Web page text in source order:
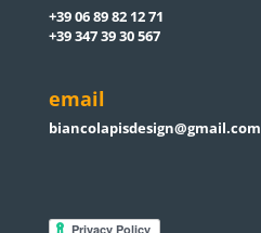
+39 06 89 82 12 71
+39 347 39 30 567
email
biancolapisdesign@gmail.com